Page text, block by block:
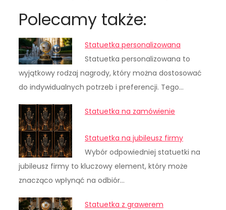
Polecamy także:
Statuetka personalizowana
Statuetka personalizowana to
wyjątkowy rodzaj nagrody, który można dostosować
do indywidualnych potrzeb i preferencji. Tego…
Statuetka na zamówienie
Statuetka na jubileusz firmy
Wybór odpowiedniej statuetki na
jubileusz firmy to kluczowy element, który może
znacząco wpłynąć na odbiór…
Statuetka z grawerem